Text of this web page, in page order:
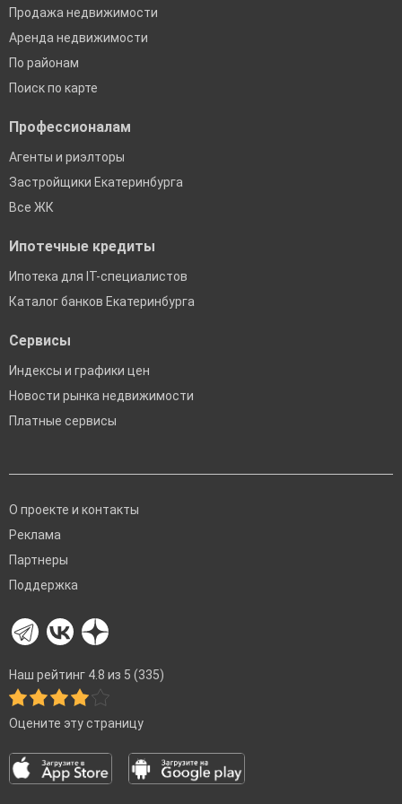
Продажа недвижимости
Аренда недвижимости
По районам
Поиск по карте
Профессионалам
Агенты и риэлторы
Застройщики Екатеринбурга
Все ЖК
Ипотечные кредиты
Ипотека для IT-специалистов
Каталог банков Екатеринбурга
Сервисы
Индексы и графики цен
Новости рынка недвижимости
Платные сервисы
О проекте и контакты
Реклама
Партнеры
Поддержка
Наш рейтинг 4.8 из 5 (335)
Оцените эту страницу